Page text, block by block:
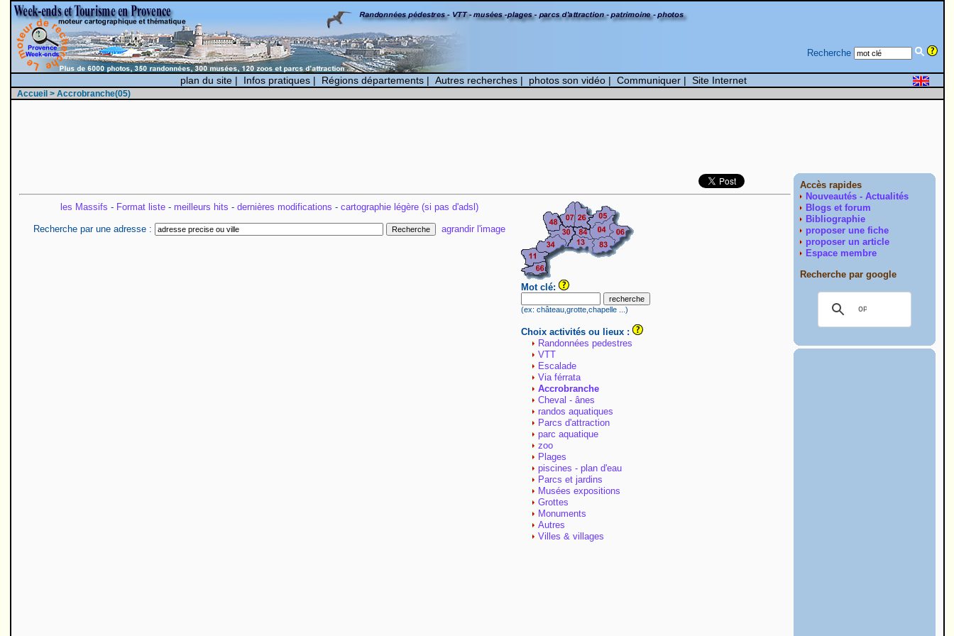
Recherche
plan du site| Infos pratiques| Régions départements| Autres recherches| photos son vidéo| Communiquer| Site Internet
Accueil > Accrobranche(05)
les Massifs - Format liste - meilleurs hits - dernières modifications - cartographie légère (si pas d'adsl)
Recherche par une adresse : agrandir l'image
Mot clé:
(ex: château,grotte,chapelle ...)
Choix activités ou lieux :
Randonnées pedestres
VTT
Escalade
Via férrata
Accrobranche
Cheval - ânes
randos aquatiques
Parcs d'attraction
parc aquatique
zoo
Plages
piscines - plan d'eau
Parcs et jardins
Musées expositions
Grottes
Monuments
Autres
Villes & villages
Accès rapides
Nouveautés - Actualités
Blogs et forum
Bibliographie
proposer une fiche
proposer un article
Espace membre
Recherche par google